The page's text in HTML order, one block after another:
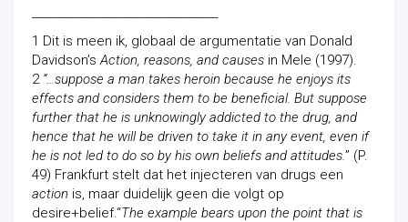
1 Dit is meen ik, globaal de argumentatie van Donald
Davidson’sAction, reasons, and causes in Mele (1997).
2 “…suppose a man takes heroin because he enjoys its
effects and considers them to be beneficial. But suppose
further that he is unknowingly addicted to the drug, and
hence that he will be driven to take it in any event, even if
he is not led to do so by his own beliefs and attitudes.” (P.
49) Frankfurt stelt dat het injecteren van drugs een
action is, maar duidelijk geen die volgt op
desire+belief.“The example bears upon the point that is